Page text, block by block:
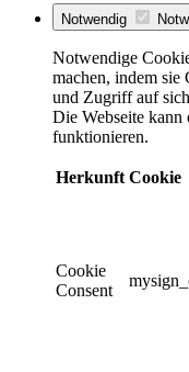
Notwendig
Notwendige
machen, indem
und Zugriff auf
Die Webseite
funktionieren.
Herkunft Cookie
Cookie
Consent